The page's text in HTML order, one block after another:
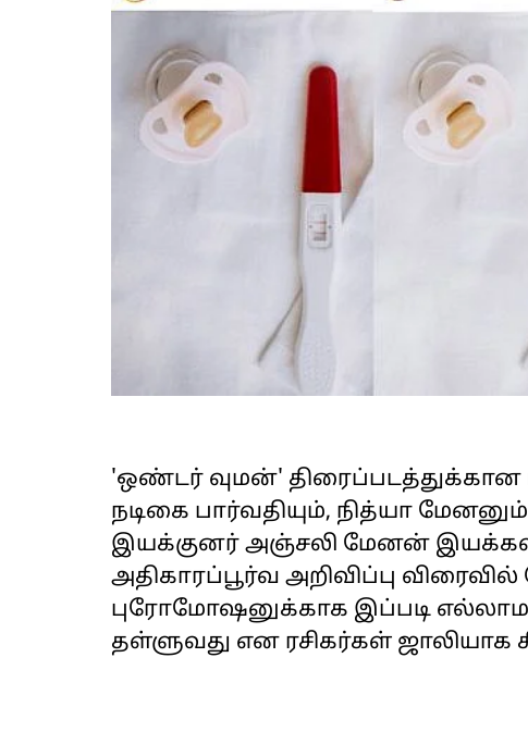
'ஒண்டர் வுமன்'
நடிகை பார்வதியும், நித்யா
இயக்குனர் அஞ்சலி மேனன்
அதிகாரப்பூர்வ அறிவிப்பு
புரோமோஷனுக்காக இப்படி
தள்ளுவது என ரசிகர்கள்